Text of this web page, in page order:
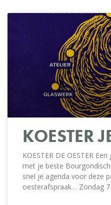
KOESTER
KOESTER DE OESTER
met je beste
snel je agenda voor deze
oesterafspraak… Zondag